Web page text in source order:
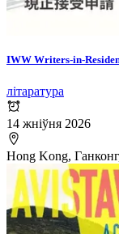
IWW Writers-in-
літаратура
14 жніўня 2026
Hong Kong,